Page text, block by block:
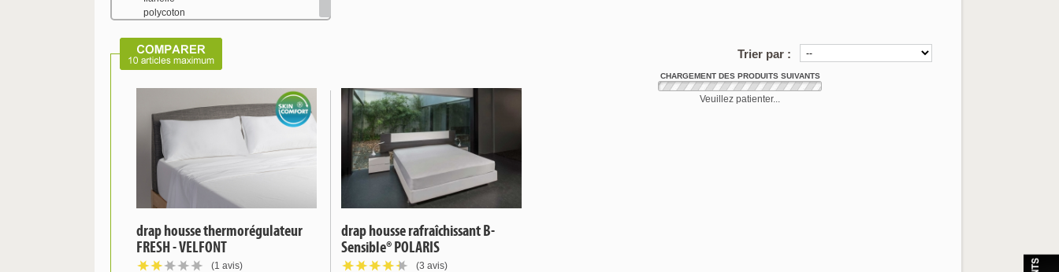
polycoton
soie naturelle
Drap housse rafraîchissant
Trier par :
drap housse thermorégulateur
FRESH - VELFONT
(1 avis)
drap housse rafraîchissant B-
Sensible® POLARIS
(3 avis)
CHARGEMENT DES PRODUITS SUIVANTS
Veuillez patienter...